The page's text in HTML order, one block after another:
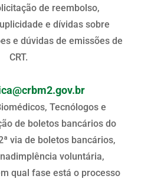
de reembolso,
e dívidas sobre
e dúvidas de emissões de
CRT.
Tecnólogos e
de boletos bancários do
via de boletos bancários,
voluntária,
qual fase está o processo